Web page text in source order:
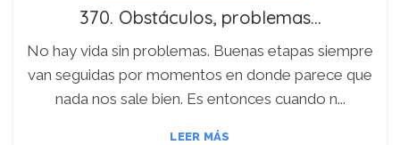
370. Obstáculos, problemas…
No hay vida sin problemas. Buenas etapas siempre
van seguidas por momentos en donde parece que
nada nos sale bien. Es entonces cuando n...
LEER MÁS